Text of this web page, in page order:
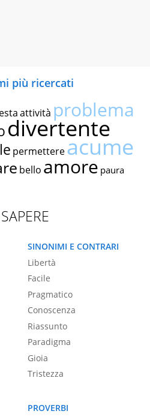
più ricercati
attività problema
divertente
permettereacume
bello amore paura
SAPERE
SINONIMI E CONTRARI
Libertà
Facile
Pragmatico
Conoscenza
Riassunto
Paradigma
Gioia
Tristezza
PROVERBI